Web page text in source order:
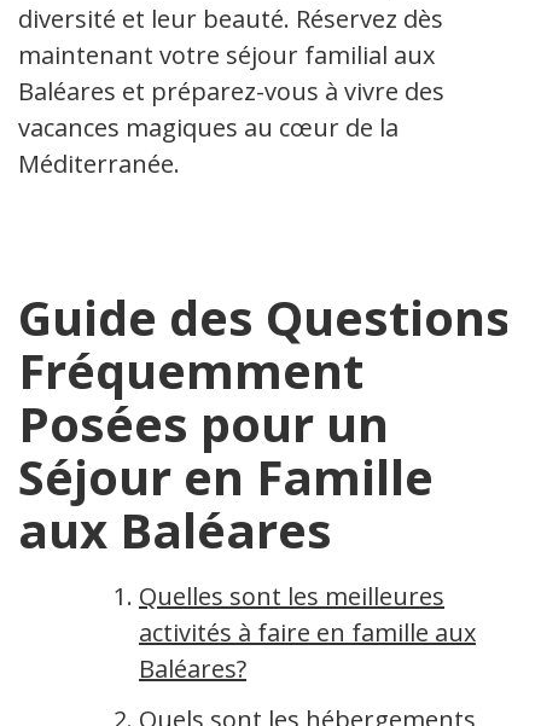
diversité et leur beauté. Réservez dès
maintenant votre séjour familial aux
Baléares et préparez-vous à vivre des
vacances magiques au cœur de la
Méditerranée.
Guide des Questions
Fréquemment
Posées pour un
Séjour en Famille
aux Baléares
Quelles sont les meilleures
activités à faire en famille aux
Baléares?
Quels sont les hébergements